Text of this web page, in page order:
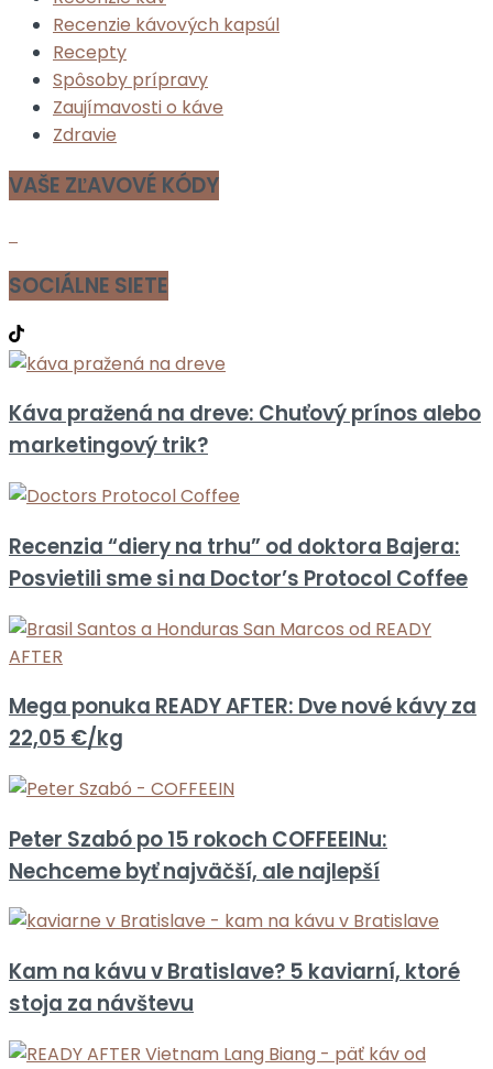
Recenzie kávových kapsúl
Recepty
Spôsoby prípravy
Zaujímavosti o káve
Zdravie
VAŠE ZĽAVOVÉ KÓDY
SOCIÁLNE SIETE
Káva pražená na dreve: Chuťový prínos alebo
marketingový trik?
Recenzia “diery na trhu” od doktora Bajera:
Posvietili sme si na Doctor’s Protocol Coffee
Mega ponuka READY AFTER: Dve nové kávy za
22,05 €/kg
Peter Szabó po 15 rokoch COFFEEINu:
Nechceme byť najväčší, ale najlepší
Kam na kávu v Bratislave? 5 kaviarní, ktoré
stoja za návštevu